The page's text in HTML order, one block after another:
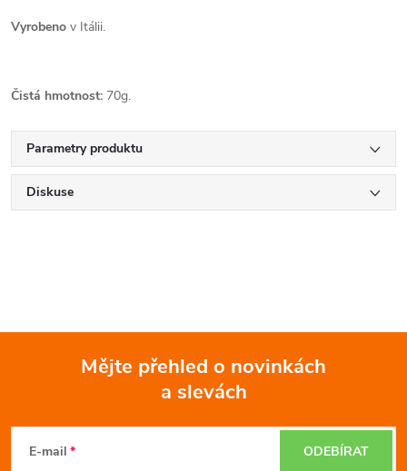
Vyrobeno v Itálii.
Čistá hmotnost: 70g.
Parametry produktu
Diskuse
Mějte přehled o novinkách
a slevách
E-mail ODEBÍRAT